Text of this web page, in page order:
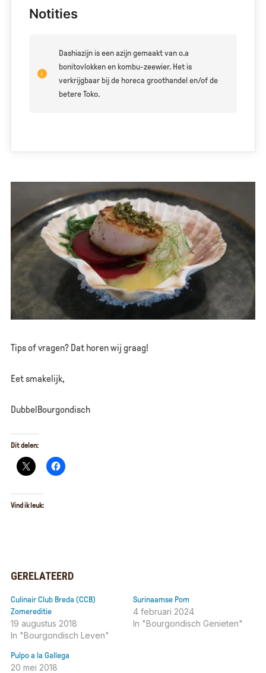
Notities
Dashiazijn is een azijn gemaakt van o.a
bonitovlokken en kombu-zeewier. Het is
verkrijgbaar bij de horeca groothandel en/of de
betere Toko.
Tips of vragen? Dat horen wij graag!
Eet smakelijk,
DubbelBourgondisch
Dit delen:
Vind ik leuk:
GERELATEERD
Culinair Club Breda (CCB)
Zomereditie
19 augustus 2018
In "Bourgondisch Leven"
Surinaamse Pom
4 februari 2024
In "Bourgondisch Genieten"
Pulpo a la Gallega
20 mei 2018